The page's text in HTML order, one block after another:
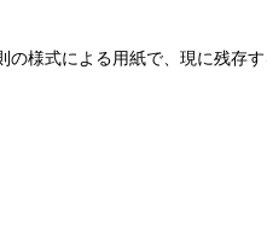
様式による用紙で、現に残存